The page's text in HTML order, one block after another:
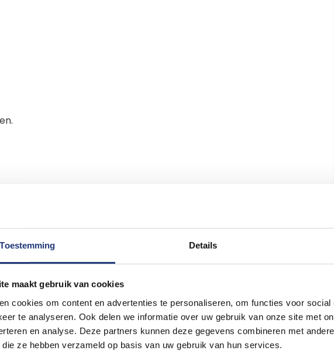
Toestemming Details
maakt gebruik van cookies
cookies om content en advertenties te personaliseren, om functies voor social
te analyseren. Ook delen we informatie over uw gebruik van onze site met
en analyse. Deze partners kunnen deze gegevens combineren met
ze hebben verzameld op basis van uw gebruik van hun services.